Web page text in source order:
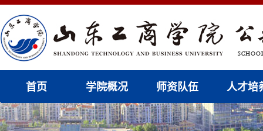
首页 学院概况 师资队伍 人才培